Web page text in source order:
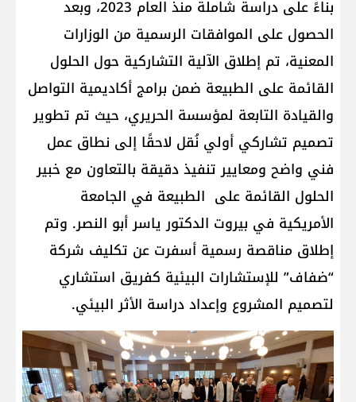
بناءً على دراسة شاملة منذ العام 2023، وبعد
الحصول على الموافقات الرسمية من الوزارات
المعنية، تم إطلاق الآلية التشاركية حول الحلول
القائمة على الطبيعة ضمن برامج أكاديمية التواصل
والقيادة التابعة لمؤسسة الحريري، حيث تم تطوير
تصميم تشاركي أولي نُقل لاحقًا إلى نطاق عمل
فني واضح ومعايير تنفيذ دقيقة بالتعاون مع خبير
الحلول القائمة على الطبيعة في الجامعة
الأمريكية في بيروت الدكتور ياسر أبو النصر. وتم
إطلاق مناقصة رسمية أسفرت عن تكليف شركة
“ضفاف” للإستشارات البيئية كفريق استشاري
لتصميم المشروع وإعداد دراسة الأثر البيئي.